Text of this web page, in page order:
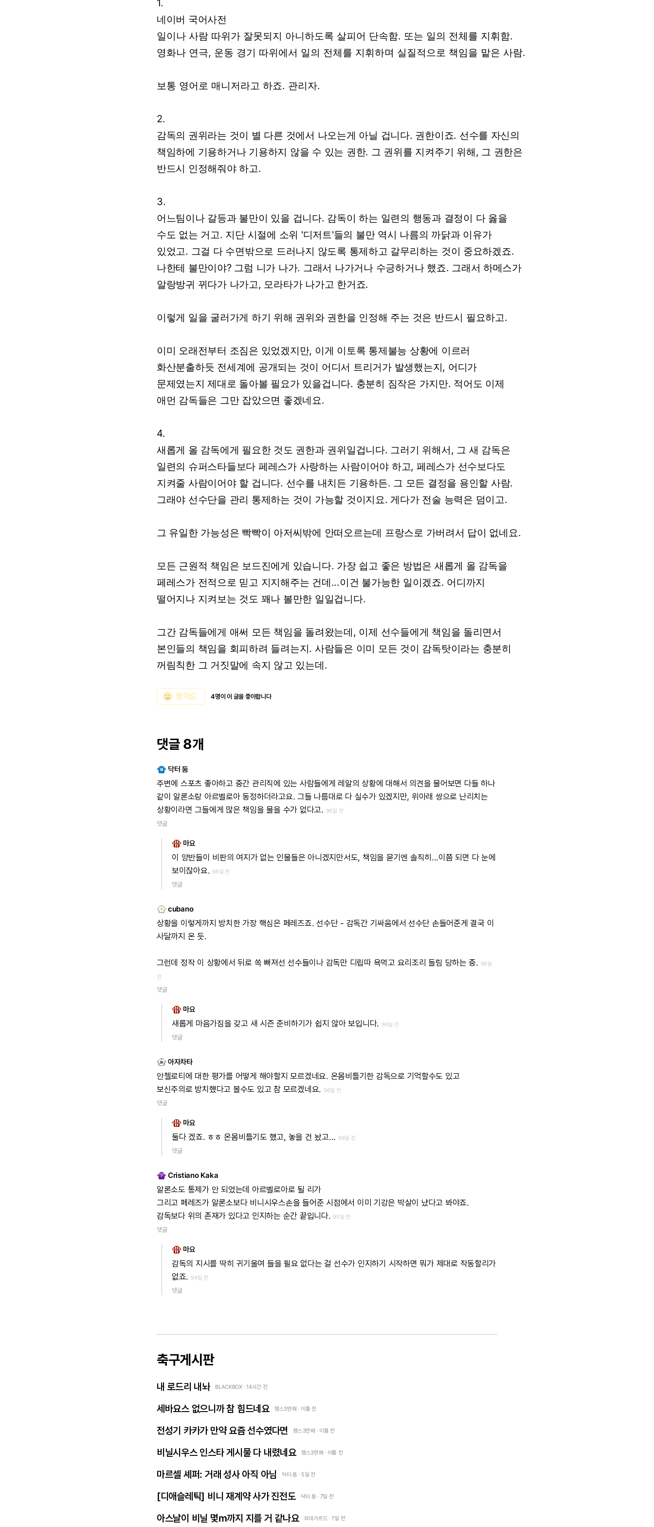
1.
네이버 국어사전
일이나 사람 따위가 잘못되지 아니하도록 살피어 단속함. 또는 일의 전체를 지휘함.
영화나 연극, 운동 경기 따위에서 일의 전체를 지휘하며 실질적으로 책임을 맡은 사람.
보통 영어로 매니저라고 하죠. 관리자.
2.
감독의 권위라는 것이 별 다른 것에서 나오는게 아닐 겁니다. 권한이죠. 선수를 자신의
책임하에 기용하거나 기용하지 않을 수 있는 권한. 그 권위를 지켜주기 위해, 그 권한은
반드시 인정해줘야하고.
3.
어느팀이나 갈등과 불만이 있을 겁니다. 감독이 하는 일련의 행동과 결정이 다 옳을
수도 없는 거고. 지단 시절에 소위 '디저트'들의 불만 역시 나름의 까닭과 이유가
있었고. 그걸 다 수면밖으로 드러나지 않도록 통제하고 갈무리하는 것이 중요하겠죠.
나한테 불만이야? 그럼 니가 나가. 그래서 나가거나 수긍하거나 했죠. 그래서 하메스가
알랑방귀 뀌다가 나가고, 모라타가 나가고 한거죠.
이렇게 일을 굴러가게 하기 위해 권위와 권한을 인정해 주는 것은 반드시 필요하고.
이미 오래전부터 조짐은 있었겠지만, 이게 이토록 통제불능 상황에 이르러
화산분출하듯 전세계에 공개되는 것이 어디서 트리거가 발생했는지, 어디가
문제였는지 제대로 돌아볼 필요가 있을겁니다. 충분히 짐작은 가지만. 적어도 이제
애먼 감독들은 그만 잡았으면 좋겠네요.
4.
새롭게 올 감독에게 필요한 것도 권한과 권위일겁니다. 그러기 위해서, 그 새 감독은
일련의 슈퍼스타들보다 페레스가 사랑하는 사람이어야 하고, 페레스가 선수보다도
지켜줄 사람이어야 할 겁니다. 선수를 내치든 기용하든. 그 모든 결정을 용인할 사람.
그래야 선수단을 관리 통제하는 것이 가능할 것이지요. 게다가 전술 능력은 덤이고.
그 유일한 가능성은 빡빡이 아저씨밖에 안떠오르는데 프랑스로 가버려서 답이 없네요.
모든 근원적 책임은 보드진에게 있습니다. 가장 쉽고 좋은 방법은 새롭게 올 감독을
페레스가 전적으로 믿고 지지해주는 건데...이건 불가능한 일이겠죠. 어디까지
떨어지나 지켜보는 것도 꽤나 볼만한 일일겁니다.
그간 감독들에게 애써 모든 책임을 돌려왔는데, 이제 선수들에게 책임을 돌리면서
본인들의 책임을 회피하려 들려는지. 사람들은 이미 모든 것이 감독탓이라는 충분히
꺼림칙한 그 거짓말에 속지 않고 있는데.
emoji_emotions 좋아요 4명이 이 글을 좋아합니다
댓글 8개
닥터 둠
주변에 스포츠 좋아하고 중간 관리직에 있는 사람들에게 레알의 상황에 대해서 의견을 물어보면 다들 하나
같이 알론소랑 아르벨로아 동정하더라고요. 그들 나름대로 다 실수가 있겠지만, 위아래 쌍으로 난리치는
상황이라면 그들에게 많은 책임을 물을 수가 없다고. 96일 전
댓글
마요
이 양반들이 비판의 여지가 없는 인물들은 아니겠지만서도, 책임을 묻기엔 솔직히...이쯤 되면 다 눈에
보이잖아요. 96일 전
댓글
cubano
상황을 이렇게까지 방치한 가장 핵심은 페레즈죠. 선수단 - 감독간 기싸움에서 선수단 손들어준게 결국 이
사달까지 온 듯.
그런데 정작 이 상황에서 뒤로 쏙 빠져선 선수들이나 감독만 디립따 욕먹고 요리조리 돌림 당하는 중. 96일
전
댓글
마요
새롭게 마음가짐을 갖고 새 시즌 준비하기가 쉽지 않아 보입니다. 96일 전
댓글
아자차타
안첼로티에 대한 평가를 어떻게 해야할지 모르겠네요. 온몸비틀기한 감독으로 기억할수도 있고
보신주의로 방치했다고 볼수도 있고 참 모르겠네요. 96일 전
댓글
마요
둘다 겠죠. ㅎㅎ 온몸비틀기도 했고, 놓을 건 놨고... 96일 전
댓글
Cristiano Kaka
알론소도 통제가 안 되었는데 아르벨로아로 될 리가
그리고 페레즈가 알론소보다 비니시우스손을 들어준 시점에서 이미 기강은 박살이 났다고 봐야죠.
감독보다 위의 존재가 있다고 인지하는 순간 끝입니다. 95일 전
댓글
마요
감독의 지시를 딱히 귀기울여 들을 필요 없다는 걸 선수가 인지하기 시작하면 뭐가 제대로 작동할리가
없죠. 94일 전
댓글
축구게시판
내 로드리 내놔 BLACKBOX · 14시간 전
세바요스 없으니까 참 힘드네요 챔스3연패 · 이틀 전
전성기 카카가 만약 요즘 선수였다면 챔스3연패 · 이틀 전
비닐시우스 인스타 게시물 다 내렸네요 챔스3연패 · 이틀 전
마르셀 셰퍼: 거래 성사 아직 아님 닥터 둠 · 5일 전
[디애슬레틱] 비니 재계약 사가 진전도 닥터 둠 · 7일 전
아스날이 비닐 몇m까지 지를 거 같나요 외데가르드 · 7일 전